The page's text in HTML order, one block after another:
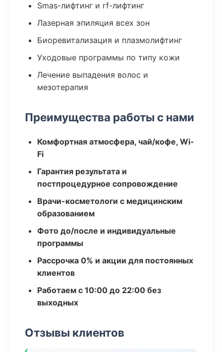
Smas-лифтинг и rf-лифтинг
Лазерная эпиляция всех зон
Биоревитализация и плазмолифтинг
Уходовые программы по типу кожи
Лечение выпадения волос и
мезотерапия
Преимущества работы с нами
Комфортная атмосфера, чай/кофе, Wi-
Fi
Гарантия результата и
постпроцедурное сопровождение
Врачи-косметологи с медицинским
образованием
Фото до/после и индивидуальные
программы
Рассрочка 0% и акции для постоянных
клиентов
Работаем с 10:00 до 22:00 без
выходных
Отзывы клиентов